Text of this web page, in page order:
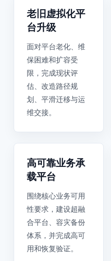
老旧虚拟化平
台升级
面对平台老化、维
保困难和扩容受
限，完成现状评
估、改造路径规
划、平滑迁移与运
维交接。
高可靠业务承
载平台
围绕核心业务可用
性要求，建设超融
合平台、容灾备份
体系，并完成高可
用和恢复验证。